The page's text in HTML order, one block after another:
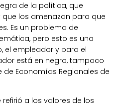
de la política, que
los amenazan para que
Es un problema de
pero esto es una
el empleador y para el
está en negro, tampoco
de Economías Regionales de
a los valores de los